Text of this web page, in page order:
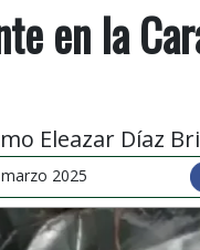
en la
Eleazar Díaz
2025